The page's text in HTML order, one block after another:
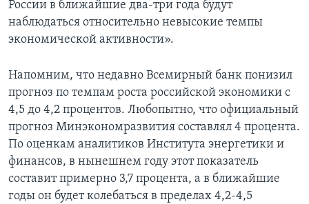
России в ближайшие два-три года будут
наблюдаться относительно невысокие темпы
экономической активности».
Напомним, что недавно Всемирный банк понизил
прогноз по темпам роста российской экономики с
4,5 до 4,2 процентов. Любопытно, что официальный
прогноз Минэкономразвития составлял 4 процента.
По оценкам аналитиков Института энергетики и
финансов, в нынешнем году этот показатель
составит примерно 3,7 процента, а в ближайшие
годы он будет колебаться в пределах 4,2-4,5